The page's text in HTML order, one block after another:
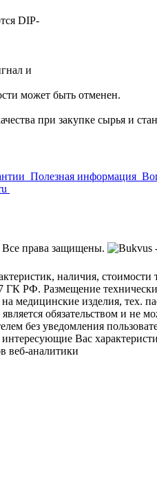
DIP-
и
может быть отменен.
при закупке сырья и
Полезная информация
права защищены.
наличия,
РФ. Размещение
медицинские изделия,
обязательством и
без уведомления
Вас
веб-аналитики